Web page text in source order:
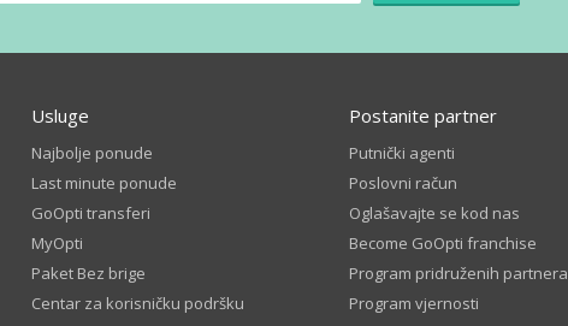
Usluge
Najbolje ponude
Last minute ponude
GoOpti transferi
MyOpti
Paket Bez brige
Centar za korisničku podršku
Postanite partner
Putnički agenti
Poslovni račun
Oglašavajte se kod nas
Become GoOpti franchise
Program pridruženih partnera
Program vjernosti